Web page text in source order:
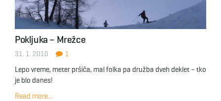
Pokljuka – Mrežce
31. 1. 2010 1
Lepo vreme, meter pršiča, mal folka pa družba dveh deklet – tko
je blo danes!
Read more...